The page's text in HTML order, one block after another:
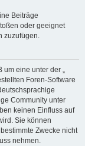
Beiträge
oder geeignet
zuzufügen.
um eine unter der „
Foren-Software
Community unter
keinen Einfluss auf
Sie können
Zwecke nicht
nehmen.